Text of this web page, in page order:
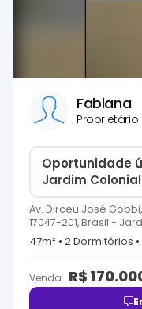
Fabiana
Proprietário
Oportunidade
Jardim Colonial
Av. Dirceu José
17047-201, Brasil -
47m² • 2Dormitórios •
Venda R$